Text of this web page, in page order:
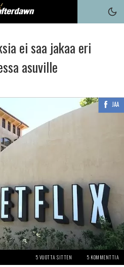
ei saa jakaa eri
asuville
JAA
5 VUOTTA SITTEN 5 KOMMENTTIA